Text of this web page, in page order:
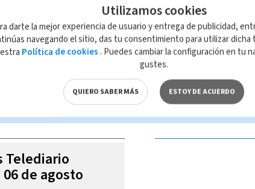
de esta página, mismo que es propiedad de TELEDIARIO; su
con las leyes aplicables.
VIDEOS
Telediario
de agosto
Utilizamos cookies
darte la mejor experiencia de usuario y entrega de publicidad,
navegando el sitio, das tu consentimiento para utilizar dicha
Política de cookies . Puedes cambiar la configuración en tu
gustes.
QUIERO SABER MÁS ESTOY DE ACUERDO